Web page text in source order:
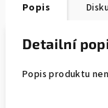
Popis
Detailní
Popis produktu